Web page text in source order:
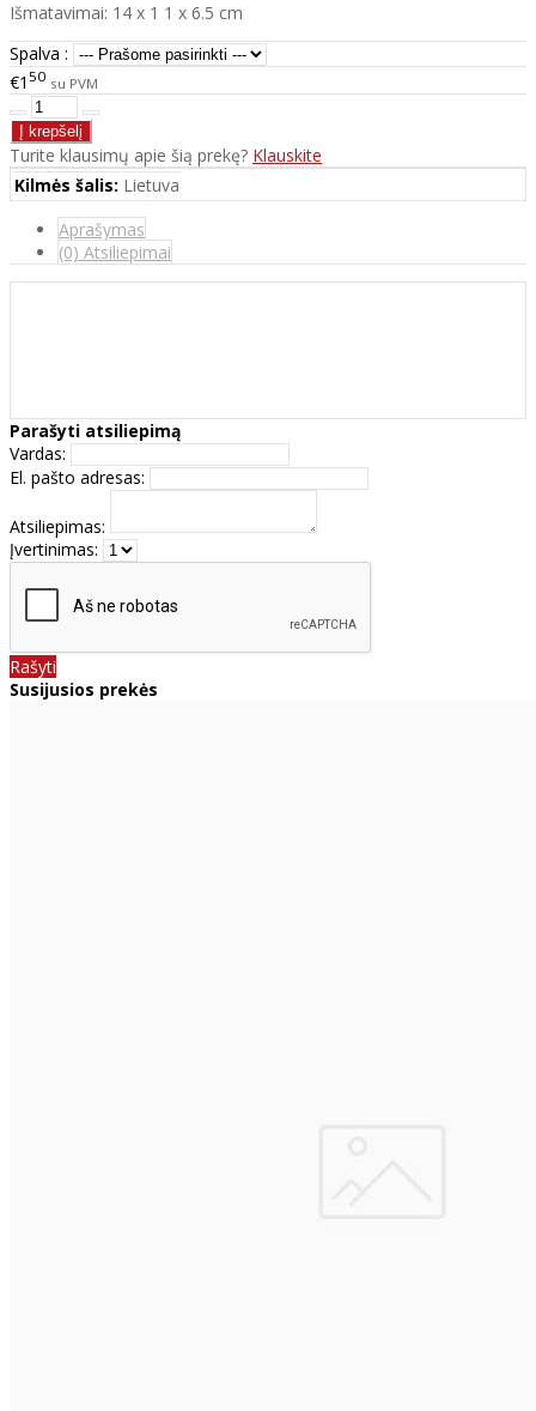
Išmatavimai: 14 x 1 1 x 6.5 cm
Spalva :
€1 50 su PVM
Turite klausimų apie šią prekę? Klauskite
Kilmės šalis: Lietuva
Aprašymas
(0) Atsiliepimai
Parašyti atsiliepimą
Vardas:
El. pašto adresas:
Atsiliepimas:
Įvertinimas:
Rašyti
Susijusios prekės